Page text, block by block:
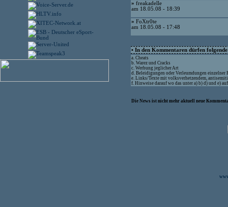
» freakadelle
am 18.05.08 - 18:39
» FoXtr0te
am 18.05.08 - 17:48
• In den Kommentaren dürfen
a. Cheats
b. Warez und Cracks
c. Werbung jeglicher Art
d. Beleidigungen oder Verleumdungen einzelner
e. Links/Texte mit volksverhetzendem,
f. Hinweise darauf wo das unter a) b) d) und e)
Die News ist nicht mehr aktuell neue